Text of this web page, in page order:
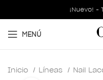
¡Nuevo! -
MENÚ
Inicio Líneas Nail